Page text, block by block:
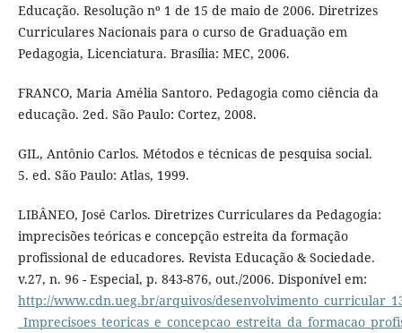
Educação. Resolução nº 1 de 15 de maio de 2006. Diretrizes
Curriculares Nacionais para o curso de Graduação em
Pedagogia, Licenciatura. Brasília: MEC, 2006.
FRANCO, Maria Amélia Santoro. Pedagogia como ciência da
educação. 2ed. São Paulo: Cortez, 2008.
GIL, Antônio Carlos. Métodos e técnicas de pesquisa social.
5. ed. São Paulo: Atlas, 1999.
LIBÂNEO, José Carlos. Diretrizes Curriculares da Pedagogia:
imprecisões teóricas e concepção estreita da formação
profissional de educadores. Revista Educação & Sociedade.
v.27, n. 96 - Especial, p. 843-876, out./2006. Disponível em:
http://www.cdn.ueg.br/arquivos/